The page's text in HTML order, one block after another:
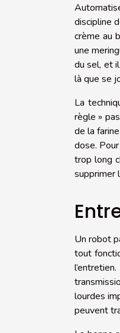
discipline
crème au
une
du sel, et
là que se
La
règle »
de la
dose.
trop long
supprimer
Un robot
tout
lourdes
peuvent